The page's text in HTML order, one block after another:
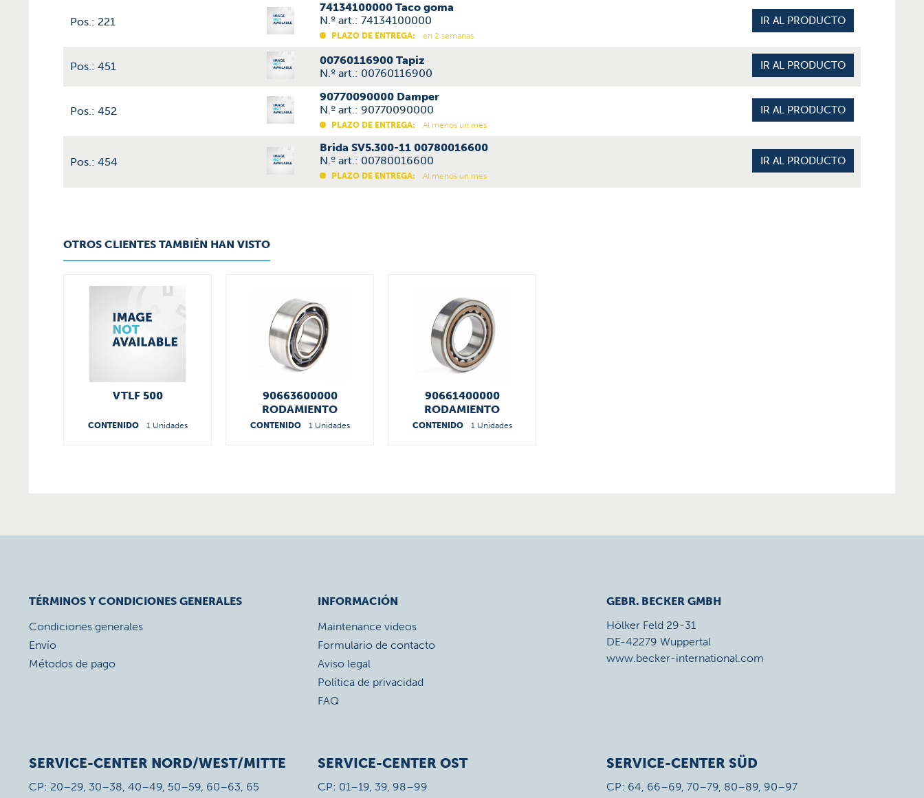
Pos.: 221
74134100000 Taco goma
N.º art.: 74134100000
PLAZO DE ENTREGA: en 2 semanas
IR AL PRODUCTO
Pos.: 451
00760116900 Tapiz
N.º art.: 00760116900
IR AL PRODUCTO
Pos.: 452
90770090000 Damper
N.º art.: 90770090000
PLAZO DE ENTREGA: Al menos un mes
IR AL PRODUCTO
Pos.: 454
Brida SV5.300-11 00780016600
N.º art.: 00780016600
PLAZO DE ENTREGA: Al menos un mes
IR AL PRODUCTO
OTROS CLIENTES TAMBIÉN HAN VISTO
VTLF 500
CONTENIDO 1 Unidades
90663600000
RODAMIENTO
CONTENIDO 1 Unidades
90661400000
RODAMIENTO
CONTENIDO 1 Unidades
TÉRMINOS Y CONDICIONES GENERALES
Condiciones generales
Envío
Métodos de pago
INFORMACIÓN
Maintenance videos
Formulario de contacto
Aviso legal
Política de privacidad
FAQ
GEBR. BECKER GMBH
Hölker Feld 29-31
DE-42279 Wuppertal
www.becker-international.com
SERVICE-CENTER NORD/WEST/MITTE
CP: 20–29, 30–38, 40–49, 50–59, 60–63, 65
SERVICE-CENTER OST
CP: 01–19, 39, 98–99
SERVICE-CENTER SÜD
CP: 64, 66–69, 70–79, 80–89, 90–97